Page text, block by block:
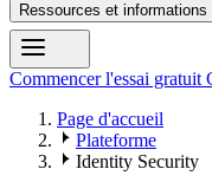
Ressources et informations
Commencer l'essai gratuit
Page d'accueil
Plateforme
Identity Security